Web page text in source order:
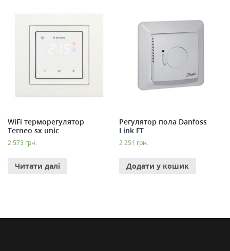
WiFi терморегулятор
Terneo sx unic
2 573 грн.
Читати далі
Регулятор пола Danfoss
Link FT
2 251 грн.
Додати у кошик